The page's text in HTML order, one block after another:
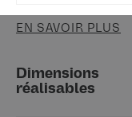
EN SAVOIR PLUS
Dimensions
réalisables